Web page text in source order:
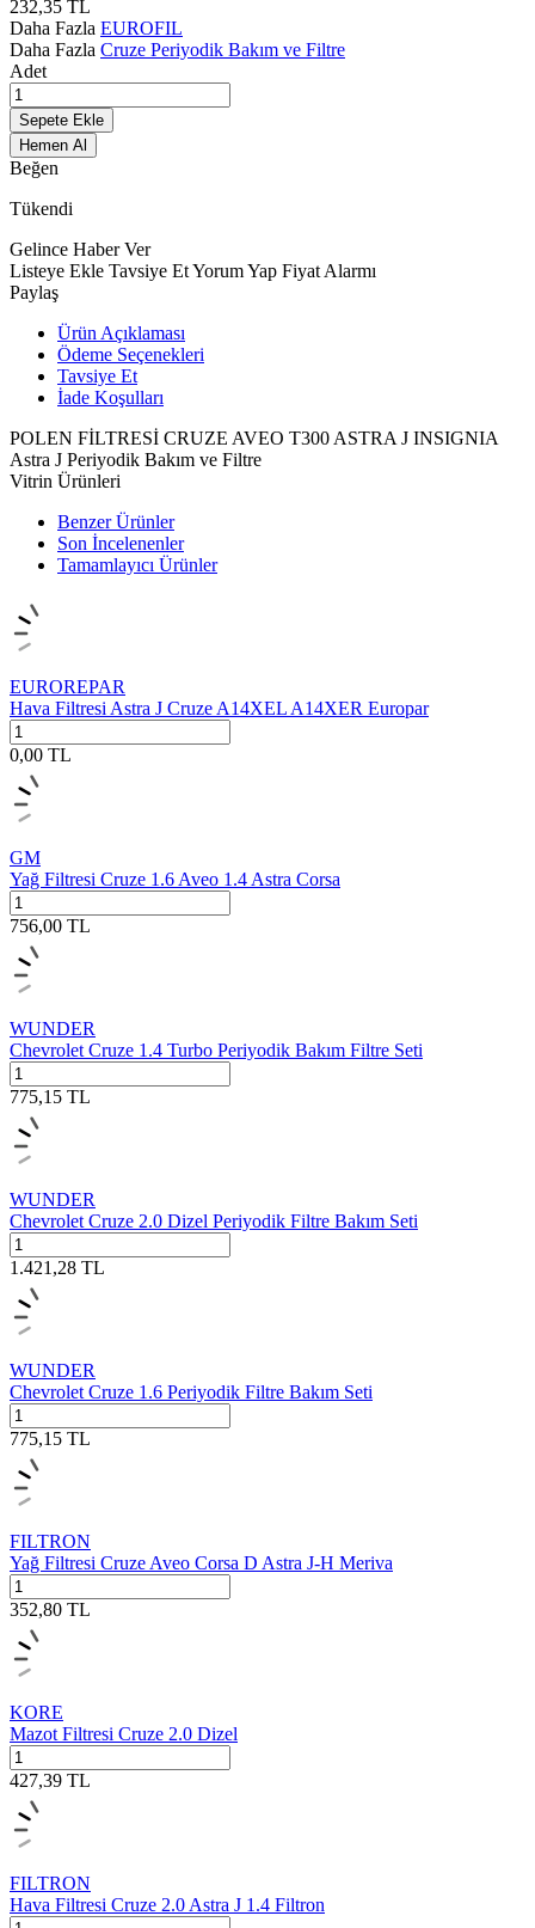
232,35 TL
Daha Fazla EUROFIL
Daha Fazla Cruze Periyodik Bakım ve Filtre
Adet
Sepete Ekle
Hemen Al
Beğen
Tükendi
Gelince Haber Ver
Listeye Ekle Tavsiye EtYorum Yap Fiyat Alarmı
Paylaş
Ürün Açıklaması
Ödeme Seçenekleri
Tavsiye Et
İade Koşulları
POLEN FİLTRESİ CRUZE AVEO T300 ASTRA J INSIGNIA
Astra J Periyodik Bakım ve Filtre
Vitrin Ürünleri
Benzer Ürünler
Son İncelenenler
Tamamlayıcı Ürünler
EUROREPAR
Hava Filtresi Astra J Cruze A14XEL A14XER Europar
0,00 TL
GM
Yağ Filtresi Cruze 1.6 Aveo 1.4 Astra Corsa
756,00 TL
WUNDER
Chevrolet Cruze 1.4 Turbo Periyodik Bakım Filtre Seti
775,15 TL
WUNDER
Chevrolet Cruze 2.0 Dizel Periyodik Filtre Bakım Seti
1.421,28 TL
WUNDER
Chevrolet Cruze 1.6 Periyodik Filtre Bakım Seti
775,15 TL
FILTRON
Yağ Filtresi Cruze Aveo Corsa D Astra J-H Meriva
352,80 TL
KORE
Mazot Filtresi Cruze 2.0 Dizel
427,39 TL
FILTRON
Hava Filtresi Cruze 2.0 Astra J 1.4 Filtron